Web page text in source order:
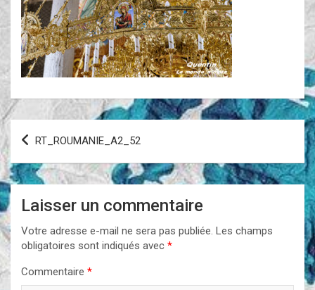
Navigation
l’article
RT_ROUMANIE_A2_52
Laisser un commentaire
Votre adresse e-mail ne sera pas publiée. Les champs
obligatoires sont indiqués avec *
Commentaire *